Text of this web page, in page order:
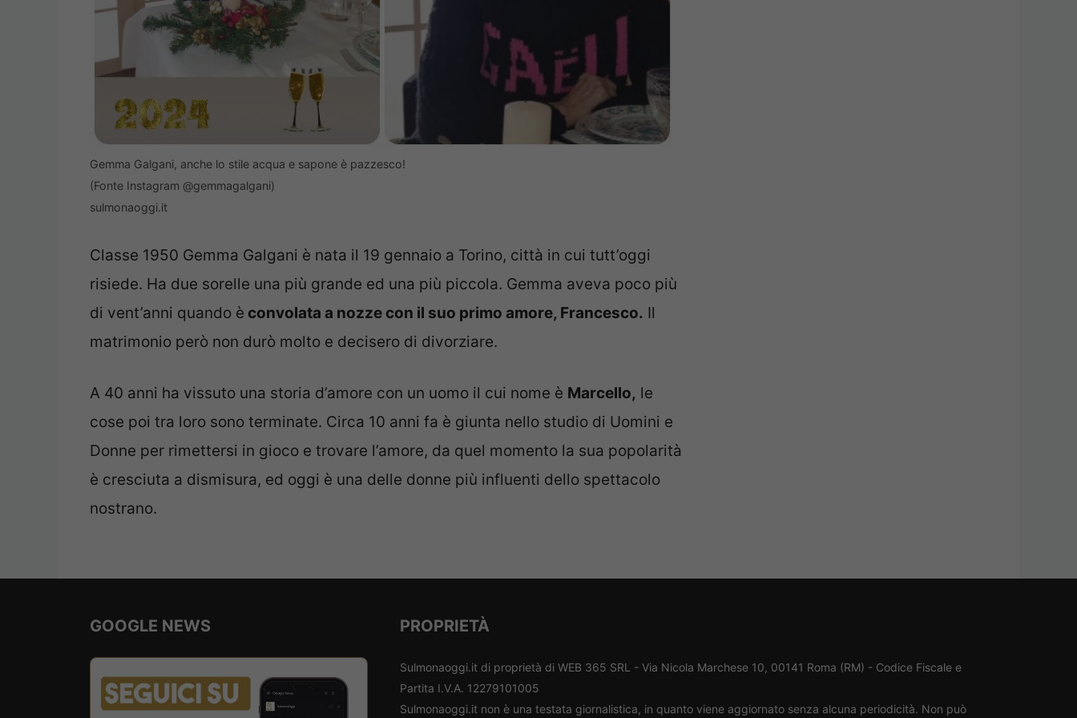
Gemma Galgani, anche lo stile acqua e sapone è pazzesco!
(Fonte Instagram @gemmagalgani)
sulmonaoggi.it
Classe 1950 Gemma Galgani è nata il 19 gennaio a Torino, città in cui tutt’oggi
risiede. Ha due sorelle una più grande ed una più piccola. Gemma aveva poco più
di vent’anni quando è convolata a nozze con il suo primo amore, Francesco. Il
matrimonio però non durò molto e decisero di divorziare.
A 40 anni ha vissuto una storia d’amore con un uomo il cui nome è Marcello, le
cose poi tra loro sono terminate. Circa 10 anni fa è giunta nello studio di Uomini e
Donne per rimettersi in gioco e trovare l’amore, da quel momento la sua popolarità
è cresciuta a dismisura, ed oggi è una delle donne più influenti dello spettacolo
nostrano.
GOOGLE NEWS PROPRIETÀ
Sulmonaoggi.it di proprietà di WEB 365 SRL - Via Nicola Marchese 10, 00141 Roma (RM) - Codice Fiscale e
Partita I.V.A. 12279101005
Sulmonaoggi.it non è una testata giornalistica, in quanto viene aggiornato senza alcuna periodicità. Non può